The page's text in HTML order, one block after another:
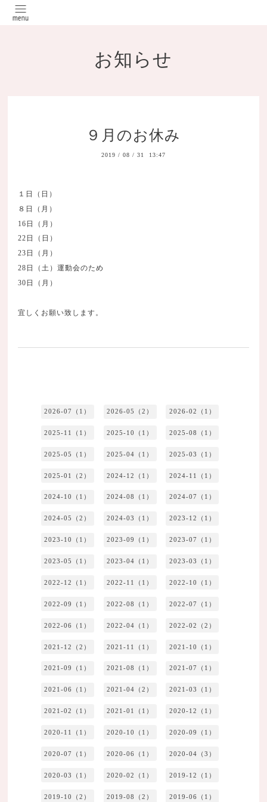
お知らせ
９月のお休み
2019 / 08 / 31 13:47
１日（日）
８日（月）
16日（月）
22日（日）
23日（月）
28日（土）運動会のため
30日（月）
宜しくお願い致します。
2026-07（1） 2026-05（2） 2026-02（1）
2025-11（1） 2025-10（1） 2025-08（1）
2025-05（1） 2025-04（1） 2025-03（1）
2025-01（2） 2024-12（1） 2024-11（1）
2024-10（1） 2024-08（1） 2024-07（1）
2024-05（2） 2024-03（1） 2023-12（1）
2023-10（1） 2023-09（1） 2023-07（1）
2023-05（1） 2023-04（1） 2023-03（1）
2022-12（1） 2022-11（1） 2022-10（1）
2022-09（1） 2022-08（1） 2022-07（1）
2022-06（1） 2022-04（1） 2022-02（2）
2021-12（2） 2021-11（1） 2021-10（1）
2021-09（1） 2021-08（1） 2021-07（1）
2021-06（1） 2021-04（2） 2021-03（1）
2021-02（1） 2021-01（1） 2020-12（1）
2020-11（1） 2020-10（1） 2020-09（1）
2020-07（1） 2020-06（1） 2020-04（3）
2020-03（1） 2020-02（1） 2019-12（1）
2019-10（2） 2019-08（2） 2019-06（1）